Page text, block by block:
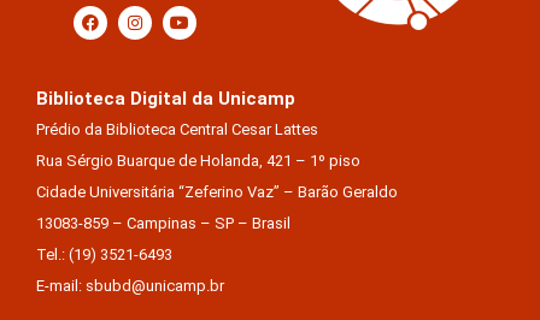
Biblioteca Digital da Unicamp
Prédio da Biblioteca Central Cesar Lattes
Rua Sérgio Buarque de Holanda, 421 – 1º piso
Cidade Universitária “Zeferino Vaz” – Barão Geraldo
13083-859 – Campinas – SP – Brasil
Tel.: (19) 3521-6493
E-mail: sbubd@unicamp.br